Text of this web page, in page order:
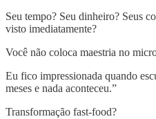
Seu tempo? Seu dinheiro? Seus
visto imediatamente?
Você não coloca maestria no
Eu fico impressionada quando
meses e nada aconteceu.”
Transformação fast-food?